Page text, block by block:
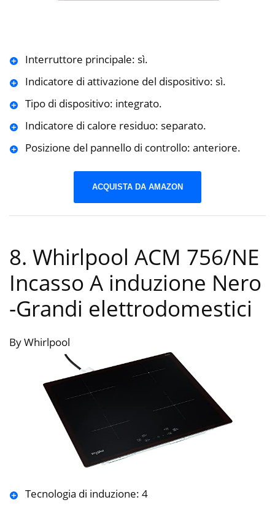
Interruttore principale: sì.
Indicatore di attivazione del dispositivo: sì.
Tipo di dispositivo: integrato.
Indicatore di calore residuo: separato.
Posizione del pannello di controllo: anteriore.
ACQUISTA DA AMAZON
8. Whirlpool ACM 756/NE
Incasso A induzione Nero
-Grandi elettrodomestici
By Whirlpool
Tecnologia di induzione: 4